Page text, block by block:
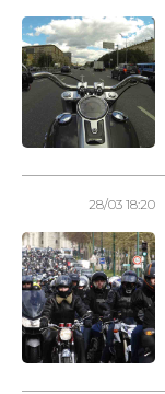
28/03 18:20